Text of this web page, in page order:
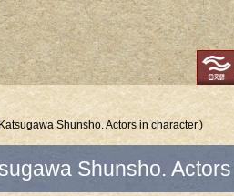
Shunsho. Actors in character.)
Shunsho.